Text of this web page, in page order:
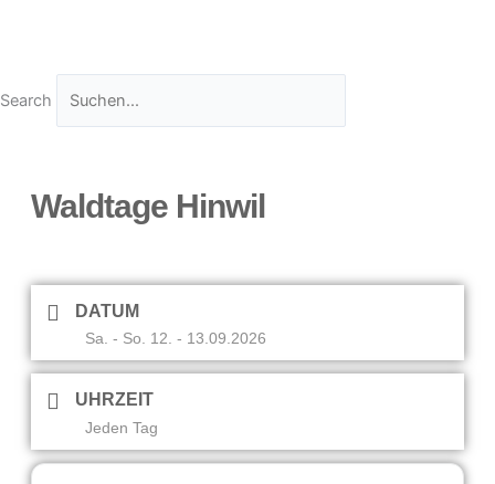
Search
Waldtage Hinwil
DATUM
Sa. - So. 12. - 13.09.2026
UHRZEIT
Jeden Tag